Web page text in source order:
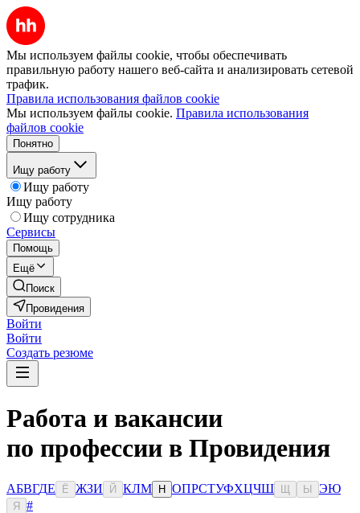
Мы используем файлы cookie, чтобы обеспечивать
правильную работу нашего веб-сайта и анализировать сетевой
трафик.
Правила использования файлов cookie
Мы используем файлы cookie. Правила использования
файлов cookie
Понятно
Ищу работу
Ищу работу
Ищу работу
Ищу сотрудника
Сервисы
Помощь
Ещё
Поиск
Провидения
Войти
Войти
Создать резюме
Работа и вакансии
по профессии в Провидения
АБВГДЕ Ё ЖЗИ Й КЛМ Н ОПРСТУФХЦЧШ Ы ЭЮ
Я
#